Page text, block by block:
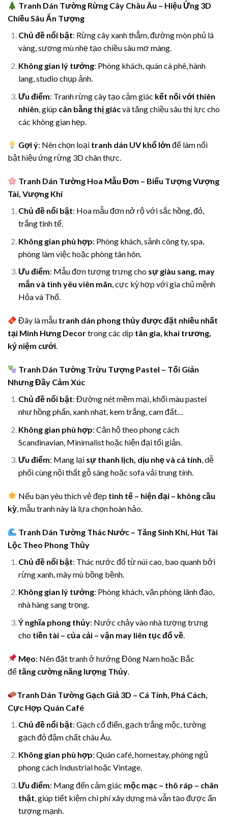
Tranh Dán Tường Rừng Cây Châu Âu – Hiệu Ứng 3D
Chiều Sâu Ấn Tượng
Chủ đề nổi bật: Rừng cây xanh thẳm, đường mòn phủ lá
vàng, sương mù nhẹ tạo chiều sâu mơ màng.
Không gian lý tưởng: Phòng khách, quán cà phê, hành
lang, studio chụp ảnh.
Ưu điểm: Tranh rừng cây tạo cảm giác kết nối với thiên
nhiên , giúp cân bằng thị giácvà tăng chiều sâu thị lực cho
các không gian hẹp.
Gợi ý: Nên chọn loại tranh dán UV khổ lớn để làm nổi
bật hiệu ứng rừng 3D chân thực.
Tranh Dán Tường Hoa Mẫu Đơn – Biểu Tượng Vượng
Tài, Vượng Khí
Chủ đề nổi bật: Hoa mẫu đơn nở rộ với sắc hồng, đỏ,
trắng tinh tế.
Không gian phù hợp: Phòng khách, sảnh công ty, spa,
phòng làm việc hoặc phòng tân hôn.
Ưu điểm: Mẫu đơn tượng trưng cho sự giàu sang, may
mắn và tình yêu viên mãn, cực kỳ hợp với gia chủ mệnh
Hỏa và Thổ.
Đây là mẫu tranh dán phong thủy được đặt nhiều nhất
tại Minh Hưng Decortrong các dịp tân gia, khai trương,
kỷ niệm cưới.
Tranh Dán Tường Trừu Tượng Pastel – Tối Giản
Nhưng Đầy Cảm Xúc
Chủ đề nổi bật: Đường nét mềm mại, khối màu pastel
như hồng phấn, xanh nhạt, kem trắng, cam đất…
Không gian phù hợp: Căn hộ theo phong cách
Scandinavian, Minimalist hoặc hiện đại tối giản.
Ưu điểm: Mang lại sự thanh lịch, dịu nhẹ và cá tính, dễ
phối cùng nội thất gỗ sáng hoặc sofa vải trung tính.
Nếu bạn yêu thích vẻ đẹp tinh tế – hiện đại – không cầu
kỳ, mẫu tranh này là lựa chọn hoàn hảo.
Tranh Dán Tường Thác Nước – Tăng Sinh Khí, Hút Tài
Lộc Theo Phong Thủy
Chủ đề nổi bật: Thác nước đổ từ núi cao, bao quanh bởi
rừng xanh, mây mù bồng bềnh.
Không gian lý tưởng: Phòng khách, văn phòng lãnh đạo,
nhà hàng sang trọng.
Ý nghĩa phong thủy: Nước chảy vào nhà tượng trưng
cho tiền tài – của cải – vận may liên tục đổ về.
Mẹo: Nên đặt tranh ở hướng Đông Nam hoặc Bắc
để tăng cường năng lượng Thủy
Tranh Dán Tường Gạch Giả 3D – Cá Tính, Phá Cách,
Cực Hợp Quán Café
Chủ đề nổi bật: Gạch cổ điển, gạch trắng mộc, tường
gạch đỏ đậm chất châu Âu.
Không gian phù hợp: Quán café, homestay, phòng ngủ
phong cách Industrial hoặc Vintage.
Ưu điểm: Mang đến cảm giác mộc mạc – thô ráp – chân
thật , giúp tiết kiệm chi phí xây dựng mà vẫn tạo được ấn
tượng mạnh.